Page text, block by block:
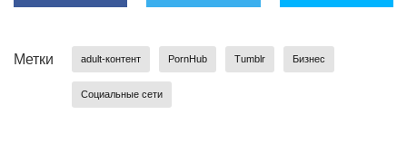
Метки adult-контент PornHub Tumblr Бизнес
Социальные сети